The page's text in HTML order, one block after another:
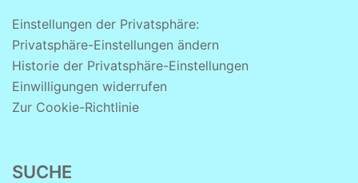
Einstellungen der Privatsphäre:
Privatsphäre-Einstellungen ändern
Historie der Privatsphäre-Einstellungen
Einwilligungen widerrufen
Zur Cookie-Richtlinie
SUCHE